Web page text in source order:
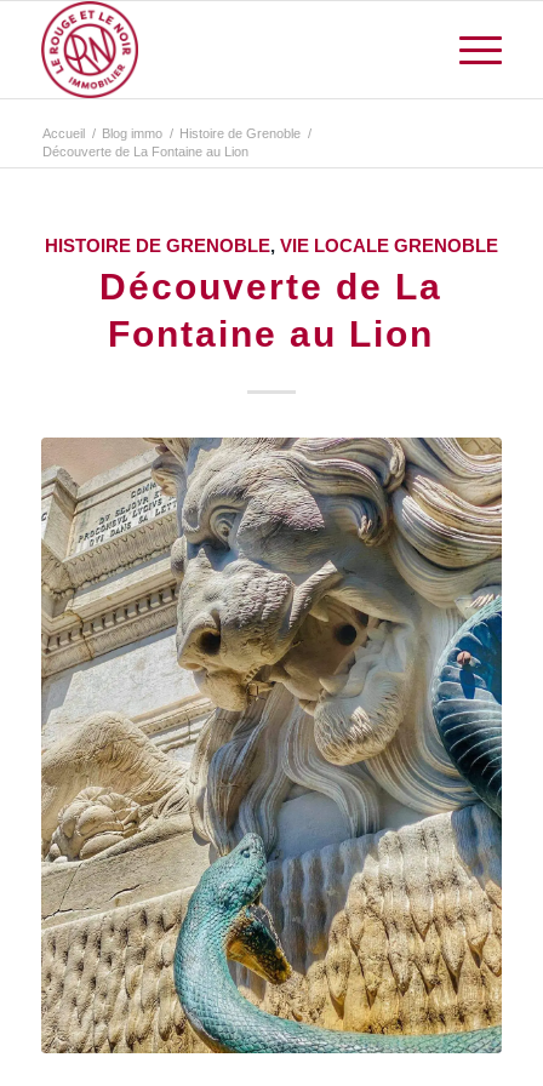
Accueil / Blog immo / Histoire de Grenoble /
Découverte de La Fontaine au Lion
HISTOIRE DE GRENOBLE, VIE LOCALE GRENOBLE
Découverte de La
Fontaine au Lion